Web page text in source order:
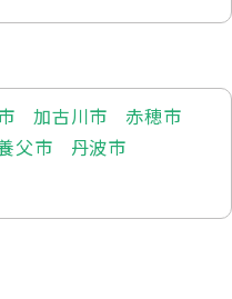
加古川市
赤穂市
父市
丹波市